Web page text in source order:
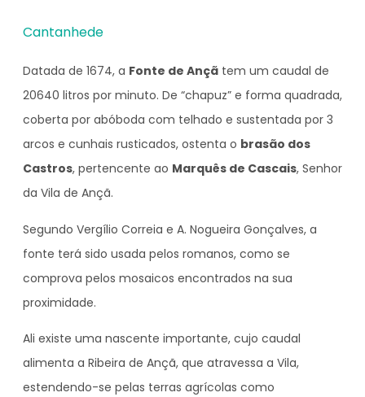
Cantanhede
Datada de 1674, a Fonte de Ançã tem um caudal de
20640 litros por minuto. De “chapuz” e forma quadrada,
coberta por abóboda com telhado e sustentada por 3
arcos e cunhais rusticados, ostenta o brasão dos
Castros, pertencente ao Marquês de Cascais, Senhor
da Vila de Ançã.
Segundo Vergílio Correia e A. Nogueira Gonçalves, a
fonte terá sido usada pelos romanos, como se
comprova pelos mosaicos encontrados na sua
proximidade.
Ali existe uma nascente importante, cujo caudal
alimenta a Ribeira de Ançã, que atravessa a Vila,
estendendo-se pelas terras agrícolas como